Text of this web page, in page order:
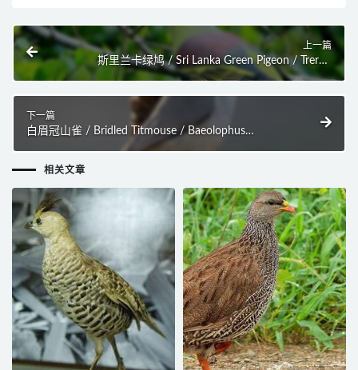
上一篇
斯里兰卡绿鸠 / Sri Lanka Green Pigeon / Treron
pompadora
下一篇
白眉冠山雀 / Bridled Titmouse / Baeolophus
相关文章